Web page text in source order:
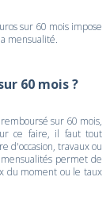
sur 60 mois impose
mensualité.
60 mois ?
sur 60 mois,
ce faire, il faut tout
d'occasion, travaux ou
permet de
du moment ou le taux